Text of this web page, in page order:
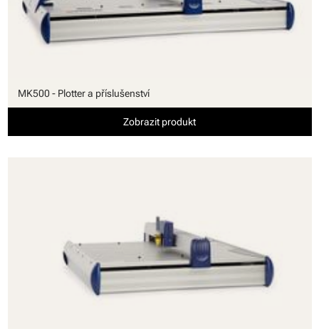
MK500 - Plotter a příslušenství
Zobrazit produkt